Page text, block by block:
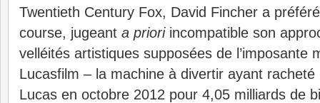
Twentieth Century Fox, David Fincher a
course, jugeant a prioriincompatible son
velléités artistiques supposées de l’imposante
Lucasfilm – la machine à divertir ayant
Lucas en octobre 2012 pour 4,05 milliards de